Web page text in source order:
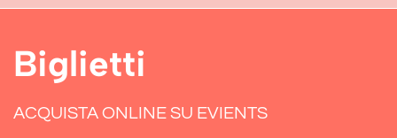
Biglietti
ACQUISTA ONLINE SU EVIENTS